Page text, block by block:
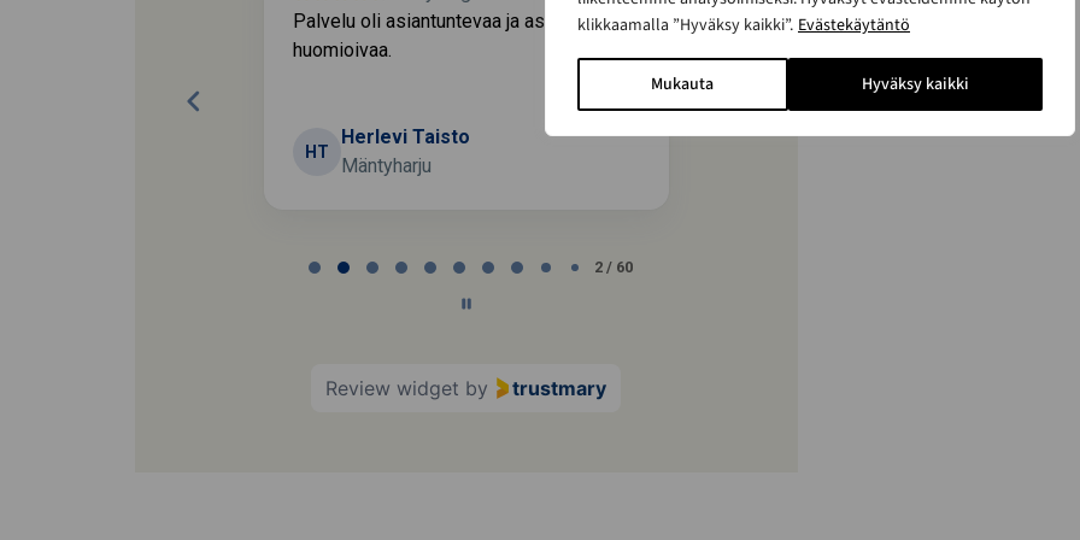
klikkaamalla ”Hyväksy kaikki”. Evästekäytäntö
Mukauta Hyväksy kaikki
Palvelu oli asiantuntevaa ja asiakkaan
huomioivaa.
HT
Herlevi Taisto
Mäntyharju
Kaikki hoituu, aikataulu ehkä hiukan
2 / 60
Review widget by trustmary